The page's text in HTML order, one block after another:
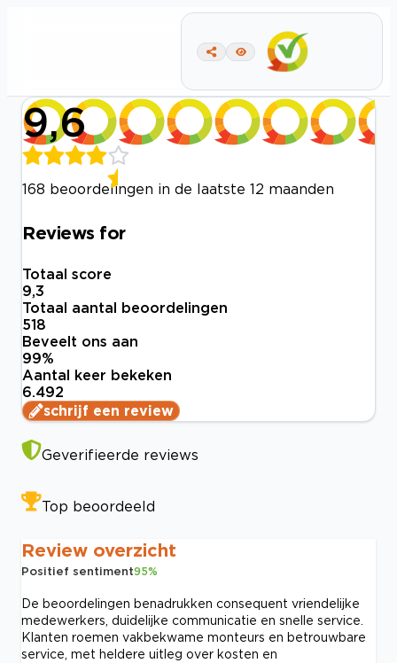
9,6
168 beoordelingen in de laatste 12 maanden
Reviews for
Totaal score
9,3
Totaal aantal beoordelingen
518
Beveelt ons aan
99%
Aantal keer bekeken
6.492
schrijf een review
Geverifieerde reviews
Top beoordeeld
Review overzicht
Positief sentiment95%
De beoordelingen benadrukken consequent vriendelijke
medewerkers, duidelijke communicatie en snelle service.
Klanten roemen vakbekwame monteurs en betrouwbare
service, met heldere uitleg over kosten en